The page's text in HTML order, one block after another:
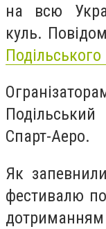
на всю
куль.
Спарт-Аеро.
Як
фестивалю